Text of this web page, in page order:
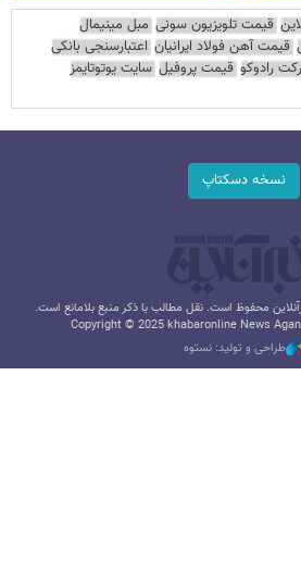
قیمت تلویزیون سونی مبل مینیمال
قیمت آهن فولاد ایرانیان اعتبارسنجی بانکی
رادوکو قیمت پروفیل سایت یوتوتایمز
نسخه دسکتاپ
محفوظ است. نقل مطالب با ذکر منبع بلامانع است.
Copyright © 2025 khabaronline News
طراحی و تولید: نستوه